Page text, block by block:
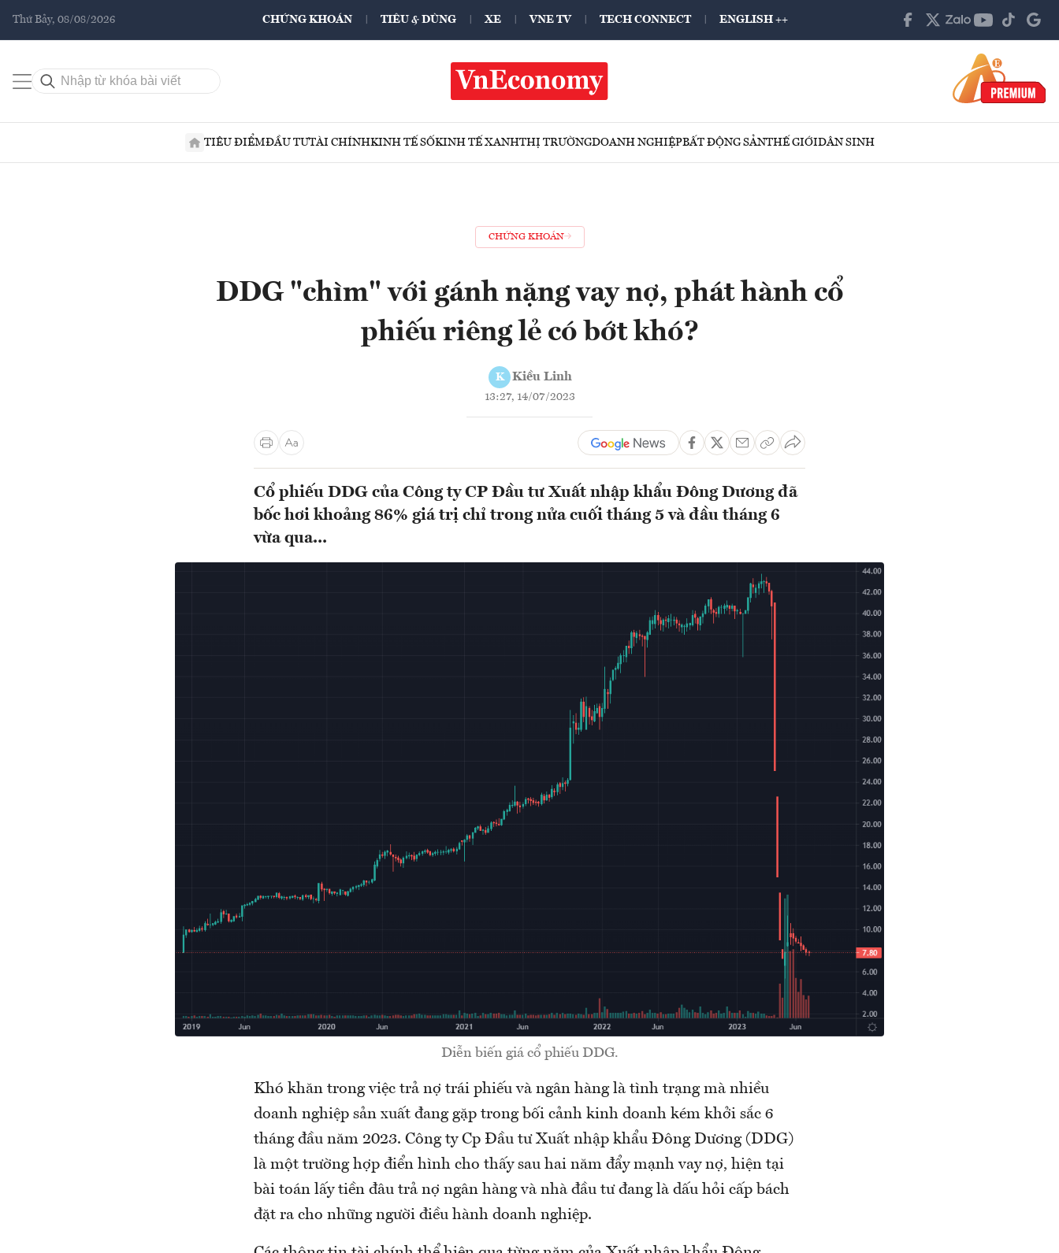
Thứ Bảy, 08/08/2026 CHỨNG KHOÁN TIÊU & DÙNG XE VNE TV TECH CONNECT ENGLISH ++
TIÊU ĐIỂMĐẦU TƯTÀI CHÍNHKINH TẾ SỐKINH TẾ XANHTHỊ TRƯỜNGDOANH NGHIỆPBẤT ĐỘNG SẢNTHẾ GIỚIDÂN SINH
CHỨNG KHOÁN
DDG "chìm" với gánh nặng vay nợ, phát hành cổ
phiếu riêng lẻ có bớt khó?
K Kiều Linh
13:27, 14/07/2023
Cổ phiếu DDG của Công ty CP Đầu tư Xuất nhập khẩu Đông Dương đã
bốc hơi khoảng 86% giá trị chỉ trong nửa cuối tháng 5 và đầu tháng 6
vừa qua...
Diễn biến giá cổ phiếu DDG.
Khó khăn trong việc trả nợ trái phiếu và ngân hàng là tình trạng mà nhiều
doanh nghiệp sản xuất đang gặp trong bối cảnh kinh doanh kém khởi sắc 6
tháng đầu năm 2023. Công ty Cp Đầu tư Xuất nhập khẩu Đông Dương (DDG)
là một trường hợp điển hình cho thấy sau hai năm đẩy mạnh vay nợ, hiện tại
bài toán lấy tiền đâu trả nợ ngân hàng và nhà đầu tư đang là dấu hỏi cấp bách
đặt ra cho những người điều hành doanh nghiệp.